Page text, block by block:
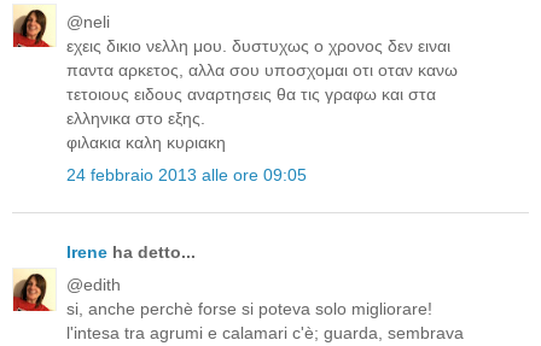
@neli
εχεις δικιο νελλη μου. δυστυχως ο χρονος δεν ειναι
παντα αρκετος, αλλα σου υποσχομαι οτι οταν κανω
τετοιους ειδους αναρτησεις θα τις γραφω και στα
ελληνικα στο εξης.
φιλακια καλη κυριακη
24 febbraio 2013 alle ore 09:05
Irene ha detto...
@edith
si, anche perchè forse si poteva solo migliorare!
l'intesa tra agrumi e calamari c'è; guarda, sembrava